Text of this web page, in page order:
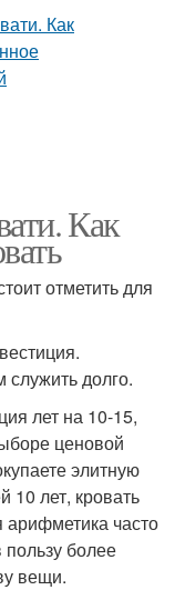
Как
отметить для
служить долго.
лет на 10-15,
ценовой
элитную
10 лет, кровать
арифметика часто
более
вещи.